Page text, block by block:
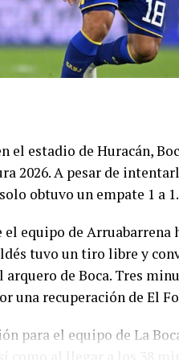
Branco Mera,
y Patricio Cucchi. DT:
(CD).
Trama".
el estadio de Huracán,
2026. A pesar de
obtuvo un empate 1 a 1.
el equipo de
tuvo un tiro libre y
arquero de Boca. Tres
una recuperación de El
para el equipo de La